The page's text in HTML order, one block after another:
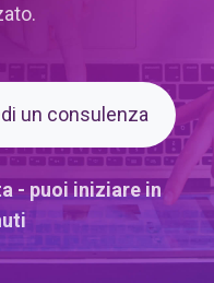
un consulenza
- puoi iniziare in